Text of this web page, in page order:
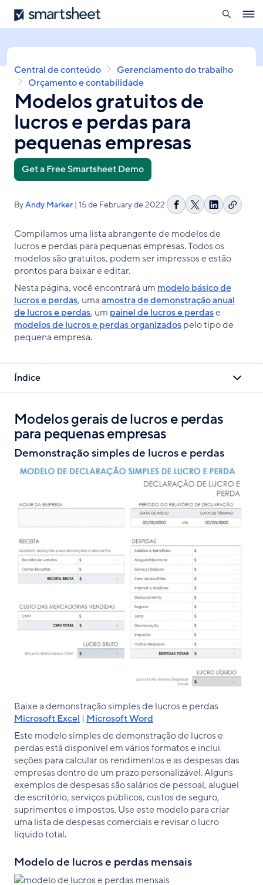
Skip
to
content
Smartsheet
pesquisa
Breadcrumb
Central de conteúdo
Gerenciamento do trabalho
Orçamento e contabilidade
Modelos gratuitos de
lucros e perdas para
pequenas empresas
Get a Free Smartsheet Demo
ByAndy Marker | 15 de February de 2022
Compartilhar
Facebook
Share
X
LinkedIn
Copiar
Compilamos uma lista abrangente de modelos de
lucros e perdas para pequenas empresas. Todos os
modelos são gratuitos, podem ser impressos e estão
prontos para baixar e editar.
Nesta página, você encontrará um modelo básico de
lucros e perdas, umaamostra de demonstração anual
de lucros e perdas, um painel de lucros e perdase
modelos de lucros e perdas organizadospelo tipo de
pequena empresa.
Índice
Modelos gerais de lucros e perdas
para pequenas empresas
Demonstração simples de lucros e perdas
Baixe a demonstração simples de lucros e perdas
Microsoft Excel | Microsoft Word
Este modelo simples de demonstração de lucros e
perdas está disponível em vários formatos e inclui
seções para calcular os rendimentos e as despesas das
empresas dentro de um prazo personalizável. Alguns
exemplos de despesas são salários de pessoal, aluguel
de escritório, serviços públicos, custos de seguro,
suprimentos e impostos. Use este modelo para criar
uma lista de despesas comerciais e revisar o lucro
líquido total.
Modelo de lucros e perdas mensais